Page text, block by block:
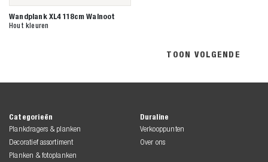
Wandplank XL4 118cm Walnoot
Hout kleuren
TOON VOLGENDE
Categorieën
Plankdragers & planken
Decoratief assortiment
Planken & fotoplanken
Duraline
Verkooppunten
Over ons